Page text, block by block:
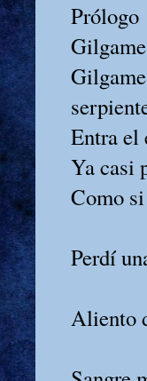
Prólogo
Entra el
Ya casi
Como
Perdí
Aliento